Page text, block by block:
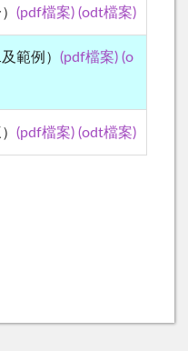
(pdf檔案) (odt檔案)
範例） (pdf檔案) (o
(pdf檔案) (odt檔案)